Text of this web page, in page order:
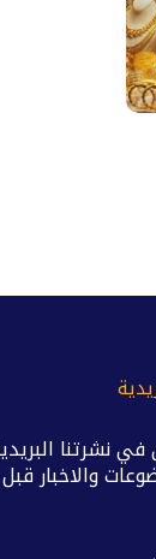
في نشرتنا
والاخبار